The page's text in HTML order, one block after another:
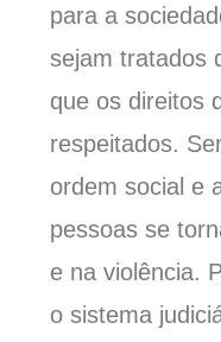
para a
sejam tratados
que os direitos
respeitados.
ordem social e
pessoas se
e na violência.
o sistema